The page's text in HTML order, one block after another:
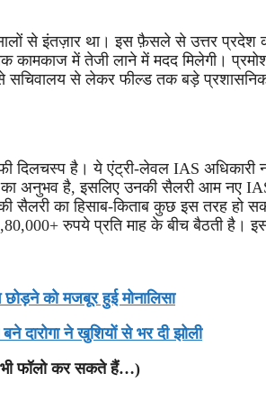
से इंतज़ार था। इस फ़ैसले से उत्तर प्रदेश
कामकाज में तेजी लाने में मदद मिलेगी।
सचिवालय से लेकर फील्ड तक बड़े
दिलचस्प है। ये एंट्री-लेवल IAS अधिकारी
अनुभव है, इसलिए उनकी सैलरी आम नए
का हिसाब-किताब कुछ इस तरह हो
रुपये प्रति माह के बीच बैठती है।
को मजबूर हुई मोनालिसा
दारोगा ने खुशियों से भर दी झोली
फॉलो कर सकते हैं…)